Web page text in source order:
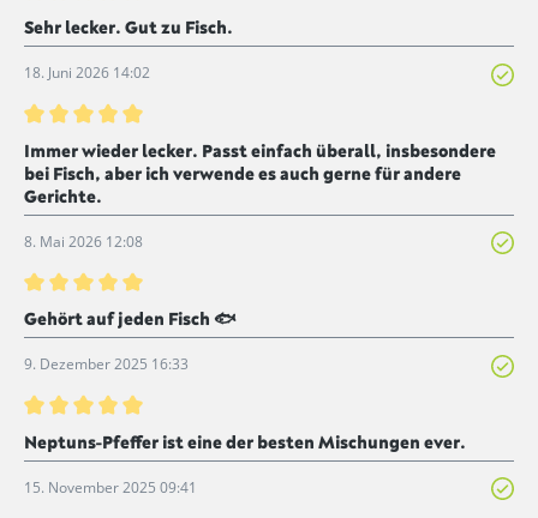
Bewertung mit 5 von 5 Sternen
Sehr lecker. Gut zu Fisch.
18. Juni 2026 14:02
Bewertung mit 5 von 5 Sternen
Immer wieder lecker. Passt einfach überall, insbesondere
bei Fisch, aber ich verwende es auch gerne für andere
Gerichte.
8. Mai 2026 12:08
Bewertung mit 5 von 5 Sternen
Gehört auf jeden Fisch 🐟
9. Dezember 2025 16:33
Bewertung mit 5 von 5 Sternen
Neptuns-Pfeffer ist eine der besten Mischungen ever.
15. November 2025 09:41